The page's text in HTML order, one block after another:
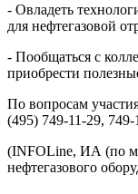
- Овладеть
для нефтегазовой
- Пообщаться с
приобрести
По вопросам
(495) 749-11-29, 749-
(INFOLine, ИА (по
нефтегазового